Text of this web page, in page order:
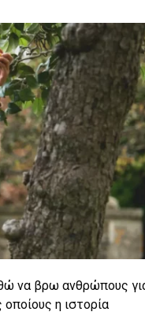
να βρω ανθρώπους
η ιστορία